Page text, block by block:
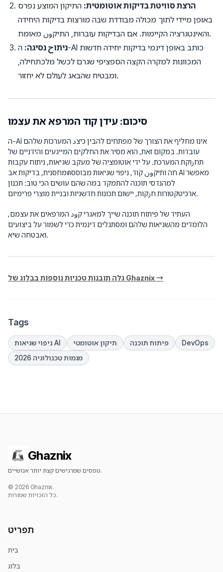
הרצת סוויטת בדיקות אוטומטית: התיקון המוצע נפרס
באופן מיידי לתוך מכולה מבודדת שבה מורצות בדיקות היחידה
והאינטגרציה הקיימות. אם הבדיקות עוברות, התיקون מאומת.
ניתוح נסיגה: ה-AI כותב באופן דינמי בדיקות יחידה חדשות
המכוונות למקרה הקצה הספציפי שגרם לכשל מלכתחילה,
ומבטיח שהבאג לעולם לא יחזור.
סיכום: עידן קוד המרפא את עצמו
ה-AI אינו מחליף את הצורך של מפתחים להבין כיצد המערכות שלהם
עובדות. במקום זאת, הוא מסיר את החלקים המייגעים והידניים של
תחزוקת המערכת. על ידי אוטומציה של מעקב שגיאות, ניתוח עקבות
מחסנית, בדיקות אבตחה ותיקون קוד, ניפוי שגיאות מבוסס AI מאפשר
למהנדסי תוכנה להתמקד במה שהם עושים הכי טוב: תכנון
ארכיטקטורות חزקות, יישום תכונות חדשניות ובניית מוצרי פרימיום.
העתיד של פיתוח תוכנה שייך למאגרי קود המרפאים את עצמם,
הלומדים מהשגיאות שלהם ומסתגלים דינמית כדי לשמור על ביצועים
ואבטחה שיא.
גלה תובנות טכניות נוספות בבלוג של Ghaznix →
Tags
ניפוי שגיאות AI תיקון אוטומטי פיתוח תוכנה
DevOps
מגמות טכנולוגיה 2026
Ghaznix
טפסים שמרגישים קצת יותר אנושיים.
© 2026 Ghaznix.
כל הזכויות שמורות.
תפריט
בית
בלוג